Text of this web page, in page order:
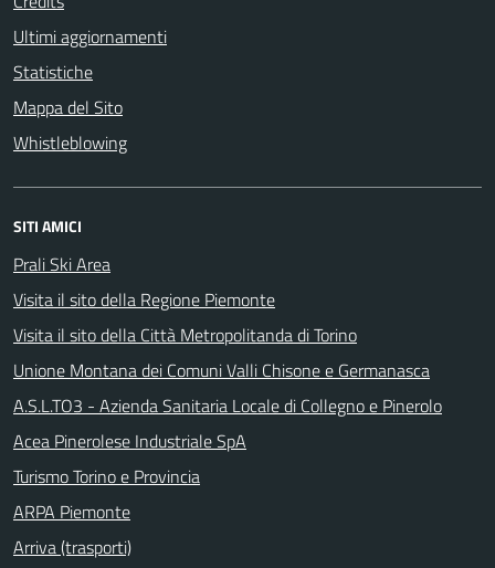
Ultimi aggiornamenti
Statistiche
Mappa del Sito
Whistleblowing
SITI AMICI
Prali Ski Area
Visita il sito della Regione Piemonte
Visita il sito della Città Metropolitanda di Torino
Unione Montana dei Comuni Valli Chisone e Germanasca
A.S.L.TO3 - Azienda Sanitaria Locale di Collegno e Pinerolo
Acea Pinerolese Industriale SpA
Turismo Torino e Provincia
ARPA Piemonte
Arriva (trasporti)